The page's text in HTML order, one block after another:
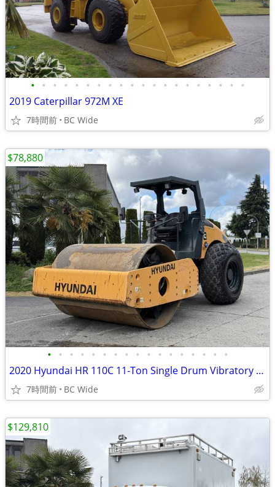
• • • • • • • • • • • • • • • • • • • •
2019 Caterpillar 972M XE
7時間前 BC Wide
• • • • • • • • • • • • • • • • •
2020 Hyundai HR 110C 11-Ton Single Drum Vibratory Roller Compactor
7時間前 BC Wide
$78,880
$129,810